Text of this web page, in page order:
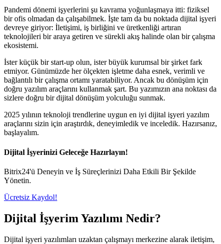
Pandemi dönemi işyerlerini şu kavrama yoğunlaşmaya itti: fiziksel
bir ofis olmadan da çalışabilmek. İşte tam da bu noktada dijital işyeri
devreye giriyor: İletişimi, iş birliğini ve üretkenliği artıran
teknolojileri bir araya getiren ve sürekli akış halinde olan bir çalışma
ekosistemi.
İster küçük bir start-up olun, ister büyük kurumsal bir şirket fark
etmiyor. Günümüzde her ölçekten işletme daha esnek, verimli ve
bağlantılı bir çalışma ortamı yaratabiliyor. Ancak bu dönüşüm için
doğru yazılım araçlarını kullanmak şart. Bu yazımızın ana noktası da
sizlere doğru bir dijital dönüşüm yolculuğu sunmak.
2025 yılının teknoloji trendlerine uygun en iyi dijital işyeri yazılım
araçlarını sizin için araştırdık, deneyimledik ve inceledik. Hazırsanız,
başlayalım.
Dijital İşyerinizi Geleceğe Hazırlayın!
Bitrix24'ü Deneyin ve İş Süreçlerinizi Daha Etkili Bir Şekilde
Yönetin.
Ücretsiz Kaydol!
Dijital İşyerim Yazılımı Nedir?
Dijital işyeri yazılımları uzaktan çalışmayı merkezine alarak iletişim,